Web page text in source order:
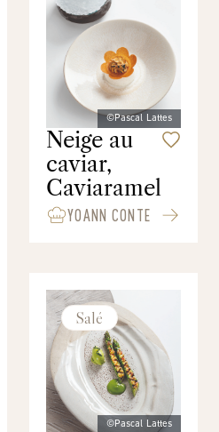
©Pascal Lattes
Neige au
caviar,
Caviaramel
YOANN CONTE
©Pascal Lattes
Salé